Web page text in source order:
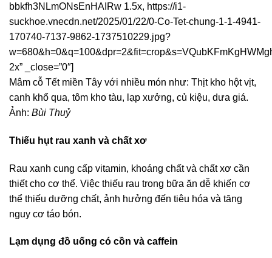
bbkfh3NLmONsEnHAIRw 1.5x, https://i1-
suckhoe.vnecdn.net/2025/01/22/0-Co-Tet-chung-1-1-4941-
170740-7137-9862-1737510229.jpg?
2x” _close=”0″]
Mâm cỗ Tết miền Tây với nhiều món như: Thịt kho hột vịt,
canh khổ qua, tôm kho tàu, lạp xưởng, củ kiệu, dưa giá.
Ảnh: Bùi Thuỷ
Thiếu hụt rau xanh và chất xơ
Rau xanh cung cấp vitamin, khoáng chất và chất xơ cần
thiết cho cơ thể. Việc thiếu rau trong bữa ăn dễ khiến cơ
thể thiếu dưỡng chất, ảnh hưởng đến tiêu hóa và tăng
nguy cơ táo bón.
Lạm dụng đồ uống có cồn và caffein